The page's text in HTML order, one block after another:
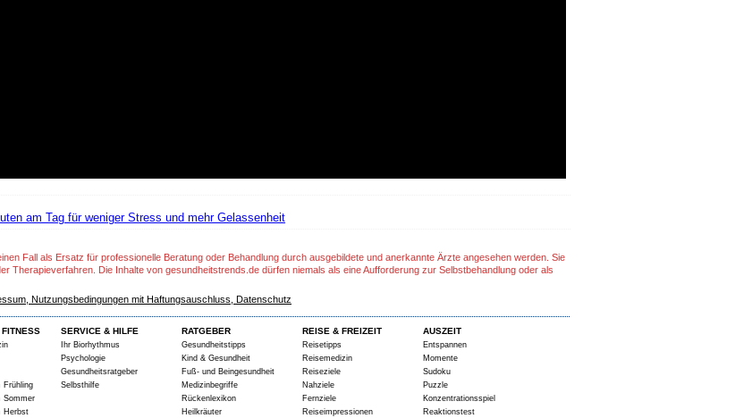
am Tag für weniger Stress und mehr Gelassenheit
Fall als Ersatz für professionelle Beratung oder Behandlung durch ausgebildete und anerkannte Ärzte angesehen werden. Sie
Therapieverfahren. Die Inhalte von gesundheitstrends.de dürfen niemals als eine Aufforderung zur Selbstbehandlung oder als
Nutzungsbedingungen mit Haftungsauschluss, Datenschutz
Frühling
Sommer
Herbst
SERVICE & HILFE
Ihr Biorhythmus
Psychologie
Gesundheitsratgeber
Selbsthilfe
RATGEBER
Gesundheitstipps
Kind & Gesundheit
Fuß- und Beingesundheit
Medizinbegriffe
Rückenlexikon
Heilkräuter
REISE & FREIZEIT
Reisetipps
Reisemedizin
Reiseziele
Nahziele
Fernziele
Reiseimpressionen
AUSZEIT
Entspannen
Momente
Sudoku
Puzzle
Konzentrationsspiel
Reaktionstest